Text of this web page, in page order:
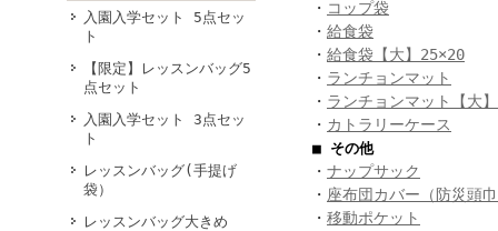
入園入学セット 5点セッ
ト
【限定】レッスンバッグ5
点セット
入園入学セット 3点セッ
ト
レッスンバッグ(手提げ
袋）
レッスンバッグ大きめ
・ コップ袋
・ 給食袋
・ 給食袋【大】25×20
・ ランチョンマット
・ ランチョンマット【大
・ カトラリーケース
■ その他
・ ナップサック
・ 座布団カバー（防災頭
・ 移動ポケット